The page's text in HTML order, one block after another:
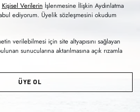
Kişisel Verilerin İşlenmesine İlişkin Aydınlatma
ediyorum. Üyelik sözleşmesini okudum
verilebilmesi için site altyapısını sağlayan
sunucularına aktarılmasına açık rızamla
ÜYE OL